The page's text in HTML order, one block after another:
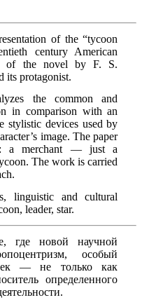
of the “tycoon
century American
of the novel by F. S.
its protagonist.
the common and
in comparison with an
stylistic devices used by
image. The paper
a merchant — just a
The work is carried
linguistic and cultural
leader, star.
где новой научной
особый
— не только как
определенного